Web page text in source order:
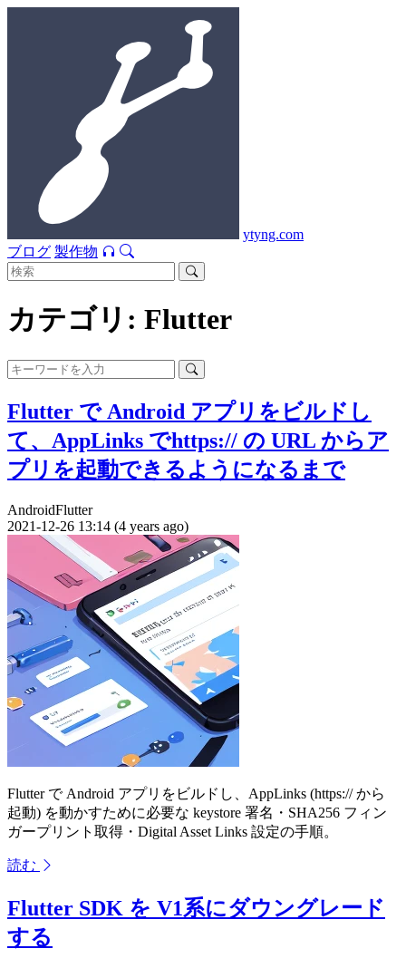
ytyng.com
ブログ 製作物
カテゴリ: Flutter
Flutter で Android アプリをビルドし
て、AppLinks でhttps:// の URL からア
プリを起動できるようになるまで
AndroidFlutter
2021-12-26 13:14 (4 years ago)
Flutter で Android アプリをビルドし、AppLinks (https:// から
起動) を動かすために必要な keystore 署名・SHA256 フィン
ガープリント取得・Digital Asset Links 設定の手順。
読む
Flutter SDK を V1系にダウングレード
する